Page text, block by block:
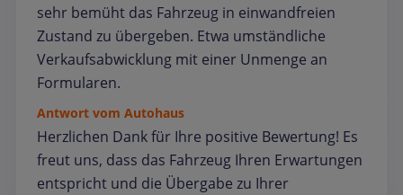
sehr bemüht das Fahrzeug in einwandfreien
Zustand zu übergeben. Etwa umständliche
Verkaufsabwicklung mit einer Unmenge an
Formularen.
Antwort vom Autohaus
Herzlichen Dank für Ihre positive Bewertung! Es
freut uns, dass das Fahrzeug Ihren Erwartungen
entspricht und die Übergabe zu Ihrer